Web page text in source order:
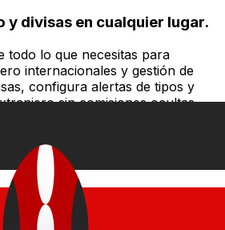
y divisas en cualquier lugar.
todo lo que necesitas para
internacionales y gestión de
configura alertas de tipos y
sin comisiones ocultas.